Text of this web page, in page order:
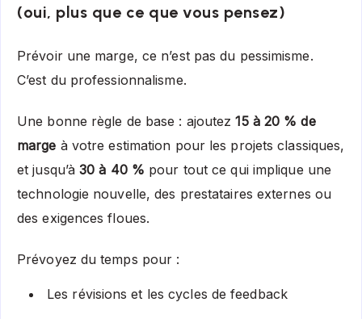
(oui, plus que ce que vous pensez)
Prévoir une marge, ce n’est pas du pessimisme.
C’est du professionnalisme.
Une bonne règle de base : ajoutez15 à 20 % de
marge à votre estimation pour les projets classiques,
et jusqu’à30 à 40 % pour tout ce qui implique une
technologie nouvelle, des prestataires externes ou
des exigences floues.
Prévoyez du temps pour :
Les révisions et les cycles de feedback